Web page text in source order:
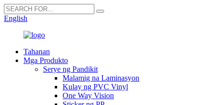
English
Tahanan
Mga Produkto
Serye ng Pandikit
Malamig na Laminasyon
Kulay ng PVC Vinyl
One Way Vision